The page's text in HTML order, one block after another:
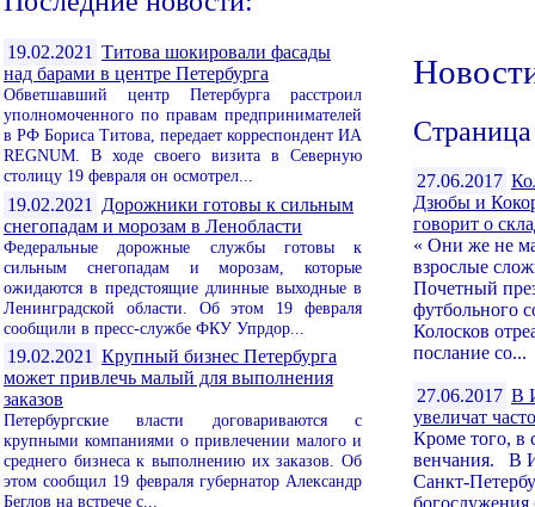
19.02.2021 Титова шокировали фасады
над барами в центре Петербурга
Обветшавший центр Петербурга расстроил
уполномоченного по правам предпринимателей
в РФ Бориса Титова, передает корреспондент ИА
REGNUM. В ходе своего визита в Северную
столицу 19 февраля он осмотрел...
19.02.2021
Дорожники готовы к сильным
снегопадам и морозам в Ленобласти
Федеральные дорожные службы готовы к
сильным снегопадам и морозам, которые
ожидаются в предстоящие длинные выходные в
Ленинградской области. Об этом 19 февраля
сообщили в пресс-службе ФКУ Упрдор...
19.02.2021 Крупный бизнес Петербурга
может привлечь малый для выполнения
заказов
Петербургские власти договариваются с
крупными компаниями о привлечении малого и
среднего бизнеса к выполнению их заказов. Об
этом сообщил 19 февраля губернатор Александр
Беглов на встрече с...
27.06.2017
Дзюбы и
говорит о
« Они же не
взрослые
Почетный
футбольного
Колосков
послание со...
27.06.2017 В
увеличат
Кроме того, в
венчания. В
Санкт-